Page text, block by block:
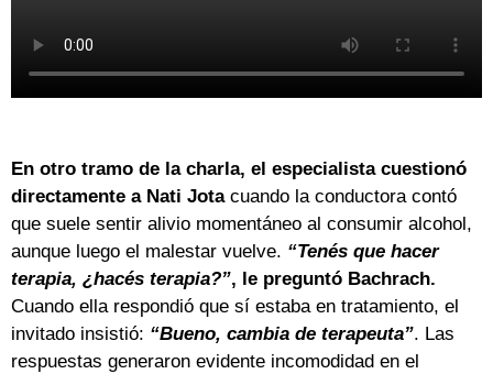
En otro tramo de la charla, el especialista cuestionó
directamente a Nati Jotacuando la conductora contó
que suele sentir alivio momentáneo al consumir alcohol,
aunque luego el malestar vuelve. “Tenés que hacer
terapia, ¿hacés terapia?”, le preguntó Bachrach.
Cuando ella respondió que sí estaba en tratamiento, el
invitado insistió: “Bueno, cambia de terapeuta”. Las
respuestas generaron evidente incomodidad en el